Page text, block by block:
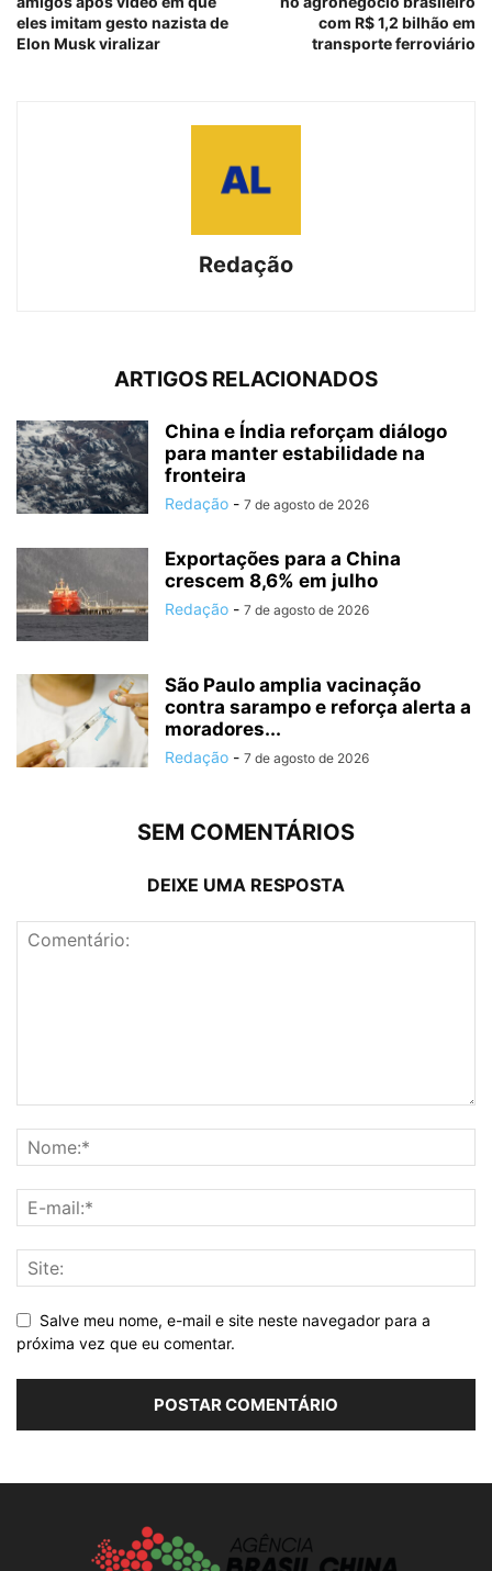
eles imitam gesto nazista de
Elon Musk viralizar
com R$ 1,2 bilhão em
transporte ferroviário
Redação
ARTIGOS RELACIONADOS
China e Índia reforçam diálogo
para manter estabilidade na
fronteira
Redação - 7 de agosto de 2026
Exportações para a China
crescem 8,6% em julho
Redação - 7 de agosto de 2026
São Paulo amplia vacinação
contra sarampo e reforça alerta a
moradores...
Redação - 7 de agosto de 2026
SEM COMENTÁRIOS
DEIXE UMA RESPOSTA
Salve meu nome, e-mail e site neste navegador para a
próxima vez que eu comentar.